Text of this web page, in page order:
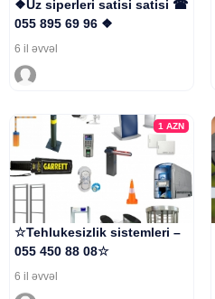
❖Uz siperleri satisi satisi ☎
055 895 69 96 ❖
6 il əvvəl
1AZN
☆Tehlukesizlik sistemleri –
055 450 88 08☆
6 il əvvəl